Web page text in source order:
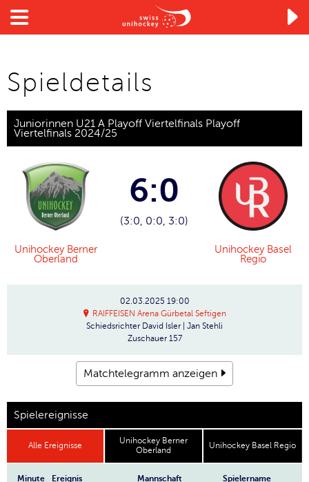

Spieldetails
Juniorinnen U21 A Playoff Viertelfinals Playoff
Viertelfinals 2024/25
Unihockey Berner
Oberland
6:0
(3:0, 0:0, 3:0)
Unihockey Basel
Regio
02.03.2025 19:00
RAIFFEISEN Arena Gürbetal Seftigen
Schiedsrichter David Isler | Jan Stehli
Zuschauer 157
Matchtelegramm anzeigen
Spielereignisse
Alle Ereignisse
Unihockey Berner
Oberland
Unihockey Basel Regio
Minute Ereignis Mannschaft Spielername